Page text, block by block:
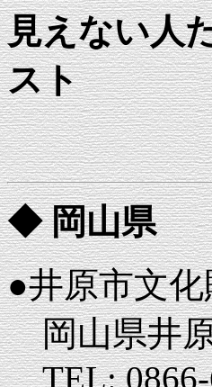
見えない人
スト
◆ 岡山県
●井原市文
岡山県井原
TEL: 0866-